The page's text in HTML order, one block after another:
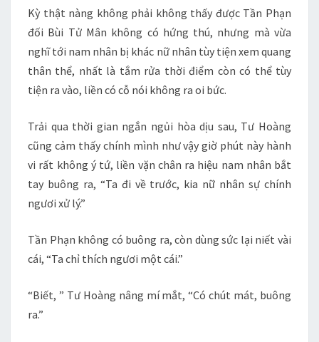
Kỳ thật nàng không phải không thấy được Tần Phạn
đối Bùi Tử Mân không có hứng thú, nhưng mà vừa
nghĩ tới nam nhân bị khác nữ nhân tùy tiện xem quang
thân thể, nhất là tắm rửa thời điểm còn có thể tùy
tiện ra vào, liền có cỗ nói không ra oi bức.
Trải qua thời gian ngắn ngủi hòa dịu sau, Tư Hoàng
cũng cảm thấy chính mình như vậy giờ phút này hành
vi rất không ý tứ, liền vặn chân ra hiệu nam nhân bắt
tay buông ra, “Ta đi về trước, kia nữ nhân sự chính
ngươi xử lý.”
Tần Phạn không có buông ra, còn dùng sức lại niết vài
cái, “Ta chỉ thích ngươi một cái.”
“Biết, ” Tư Hoàng nâng mí mắt, “Có chút mát, buông
ra.”